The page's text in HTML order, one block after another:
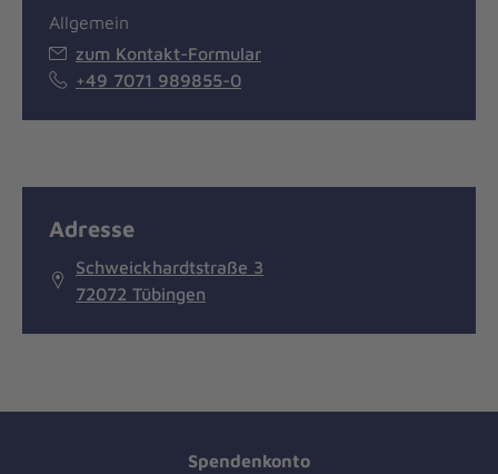
Allgemein
zum Kontakt-Formular
+49 7071 989855-0
Adresse
Schweickhardtstraße 3
72072 Tübingen
Spendenkonto